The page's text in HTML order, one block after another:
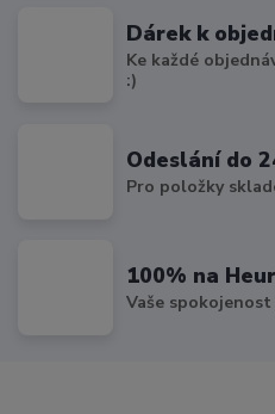
Dárek k
Ke každé
:)
Odeslání do
Pro položky
100% na
Vaše